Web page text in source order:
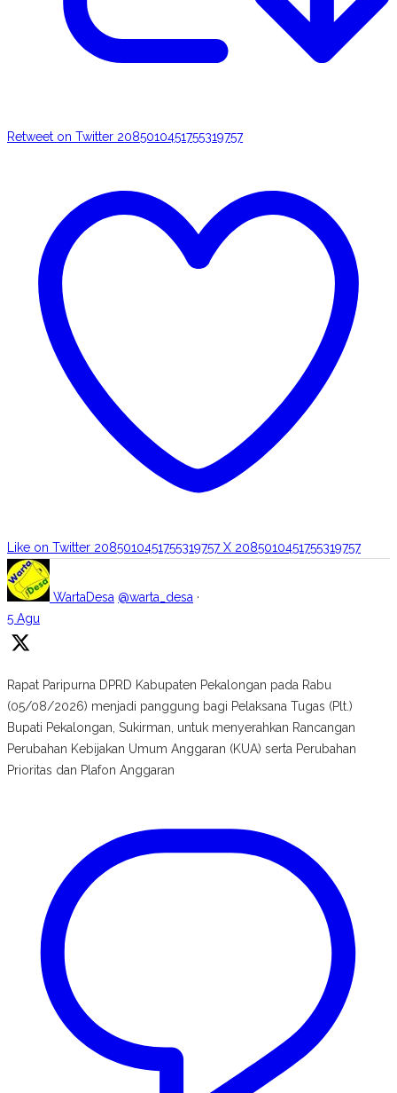
Retweet on Twitter 2085010451755319757
Like on Twitter 2085010451755319757 X 2085010451755319757
WartaDesa @warta_desa ·
5 Agu
Rapat Paripurna DPRD Kabupaten Pekalongan pada Rabu
(05/08/2026) menjadi panggung bagi Pelaksana Tugas (Plt.)
Bupati Pekalongan, Sukirman, untuk menyerahkan Rancangan
Perubahan Kebijakan Umum Anggaran (KUA) serta Perubahan
Prioritas dan Plafon Anggaran